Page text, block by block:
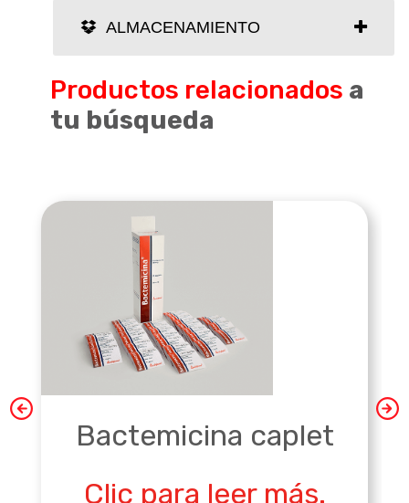
ALMACENAMIENTO
Productos relacionados a
tu búsqueda
Bactemicina caplet
Clic para leer más.